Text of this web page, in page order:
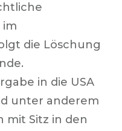
im
die Löschung
in die USA
unter anderem
mit Sitz in den